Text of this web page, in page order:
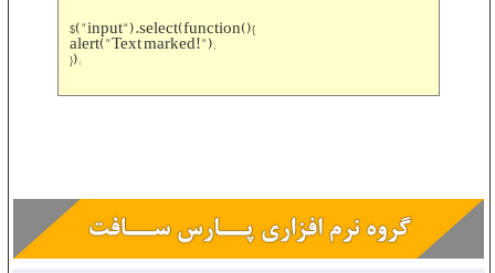
$("input").select(function(){
alert("Text marked!");
});